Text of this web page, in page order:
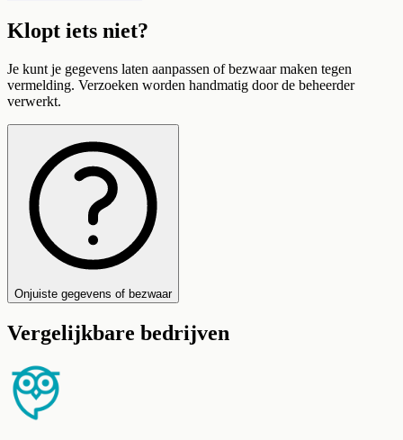
Klopt iets niet?
Je kunt je gegevens laten aanpassen of bezwaar maken tegen
vermelding. Verzoeken worden handmatig door de beheerder
verwerkt.
Onjuiste gegevens of bezwaar
Vergelijkbare bedrijven